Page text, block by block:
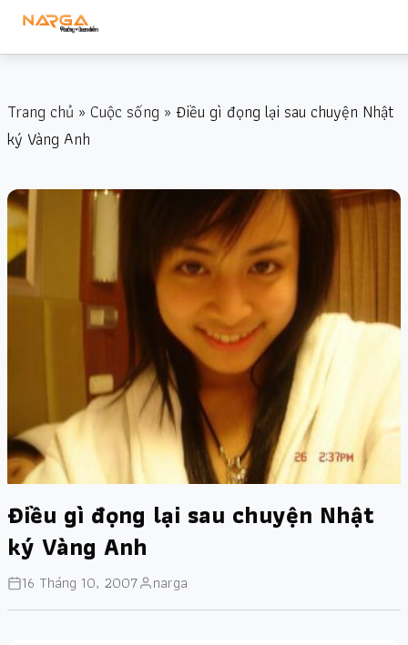
Trang chủ » Cuộc sống » Điều gì đọng lại sau chuyện Nhật
ký Vàng Anh
Điều gì đọng lại sau chuyện Nhật
ký Vàng Anh
16 Tháng 10, 2007 narga